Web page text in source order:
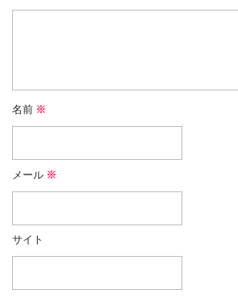
名前 ※
メール ※
サイト